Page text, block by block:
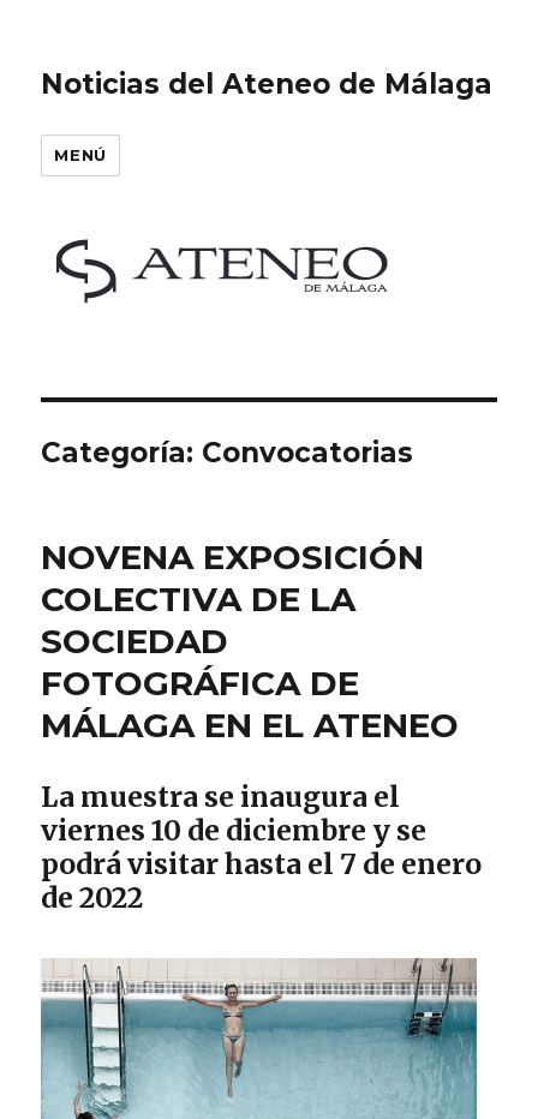
Noticias del Ateneo de Málaga
MENÚ
Categoría: Convocatorias
NOVENA EXPOSICIÓN
COLECTIVA DE LA
SOCIEDAD
FOTOGRÁFICA DE
MÁLAGA EN EL ATENEO
La muestra se inaugura el
viernes 10 de diciembre y se
podrá visitar hasta el 7 de enero
de 2022